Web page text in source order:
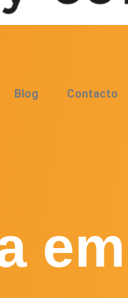
Blog Contacto